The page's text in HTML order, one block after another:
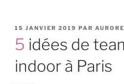
PUBLIÉ
15 JANVIER 2019 PAR AURORE
5 idées de team building
indoor à Paris